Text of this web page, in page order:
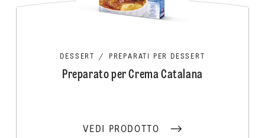
DESSERT / PREPARATI PER DESSERT
Preparato per Crema Catalana
VEDI PRODOTTO